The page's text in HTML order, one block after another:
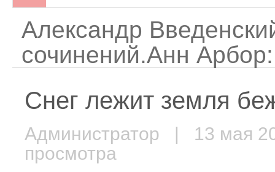
Александр
сочинений.Анн
Снег лежит земля
Администратор | 13 мая
просмотра